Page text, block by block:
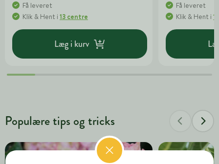
Få leveret
Klik & Hent i 13 centre
Læg i kurv
Få leveret
Klik & Hent i
Populære tips og tricks